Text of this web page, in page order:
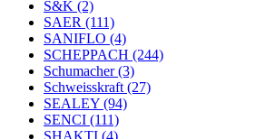
S&K (2)
SAER (111)
SANIFLO (4)
SCHEPPACH (244)
Schumacher(3)
Schweisskraft (27)
SEALEY (94)
SENCI (111)
SHAKTI (4)